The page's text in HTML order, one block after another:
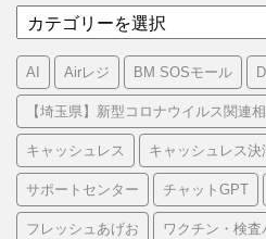
テ
ゴ
リ
AI Airレジ BM SOSモール
【埼玉県】新型コロナウイルス関連
キャッシュレス キャッシュレス決
サポートセンター チャットGPT
フレッシュあげお ワクチン・検